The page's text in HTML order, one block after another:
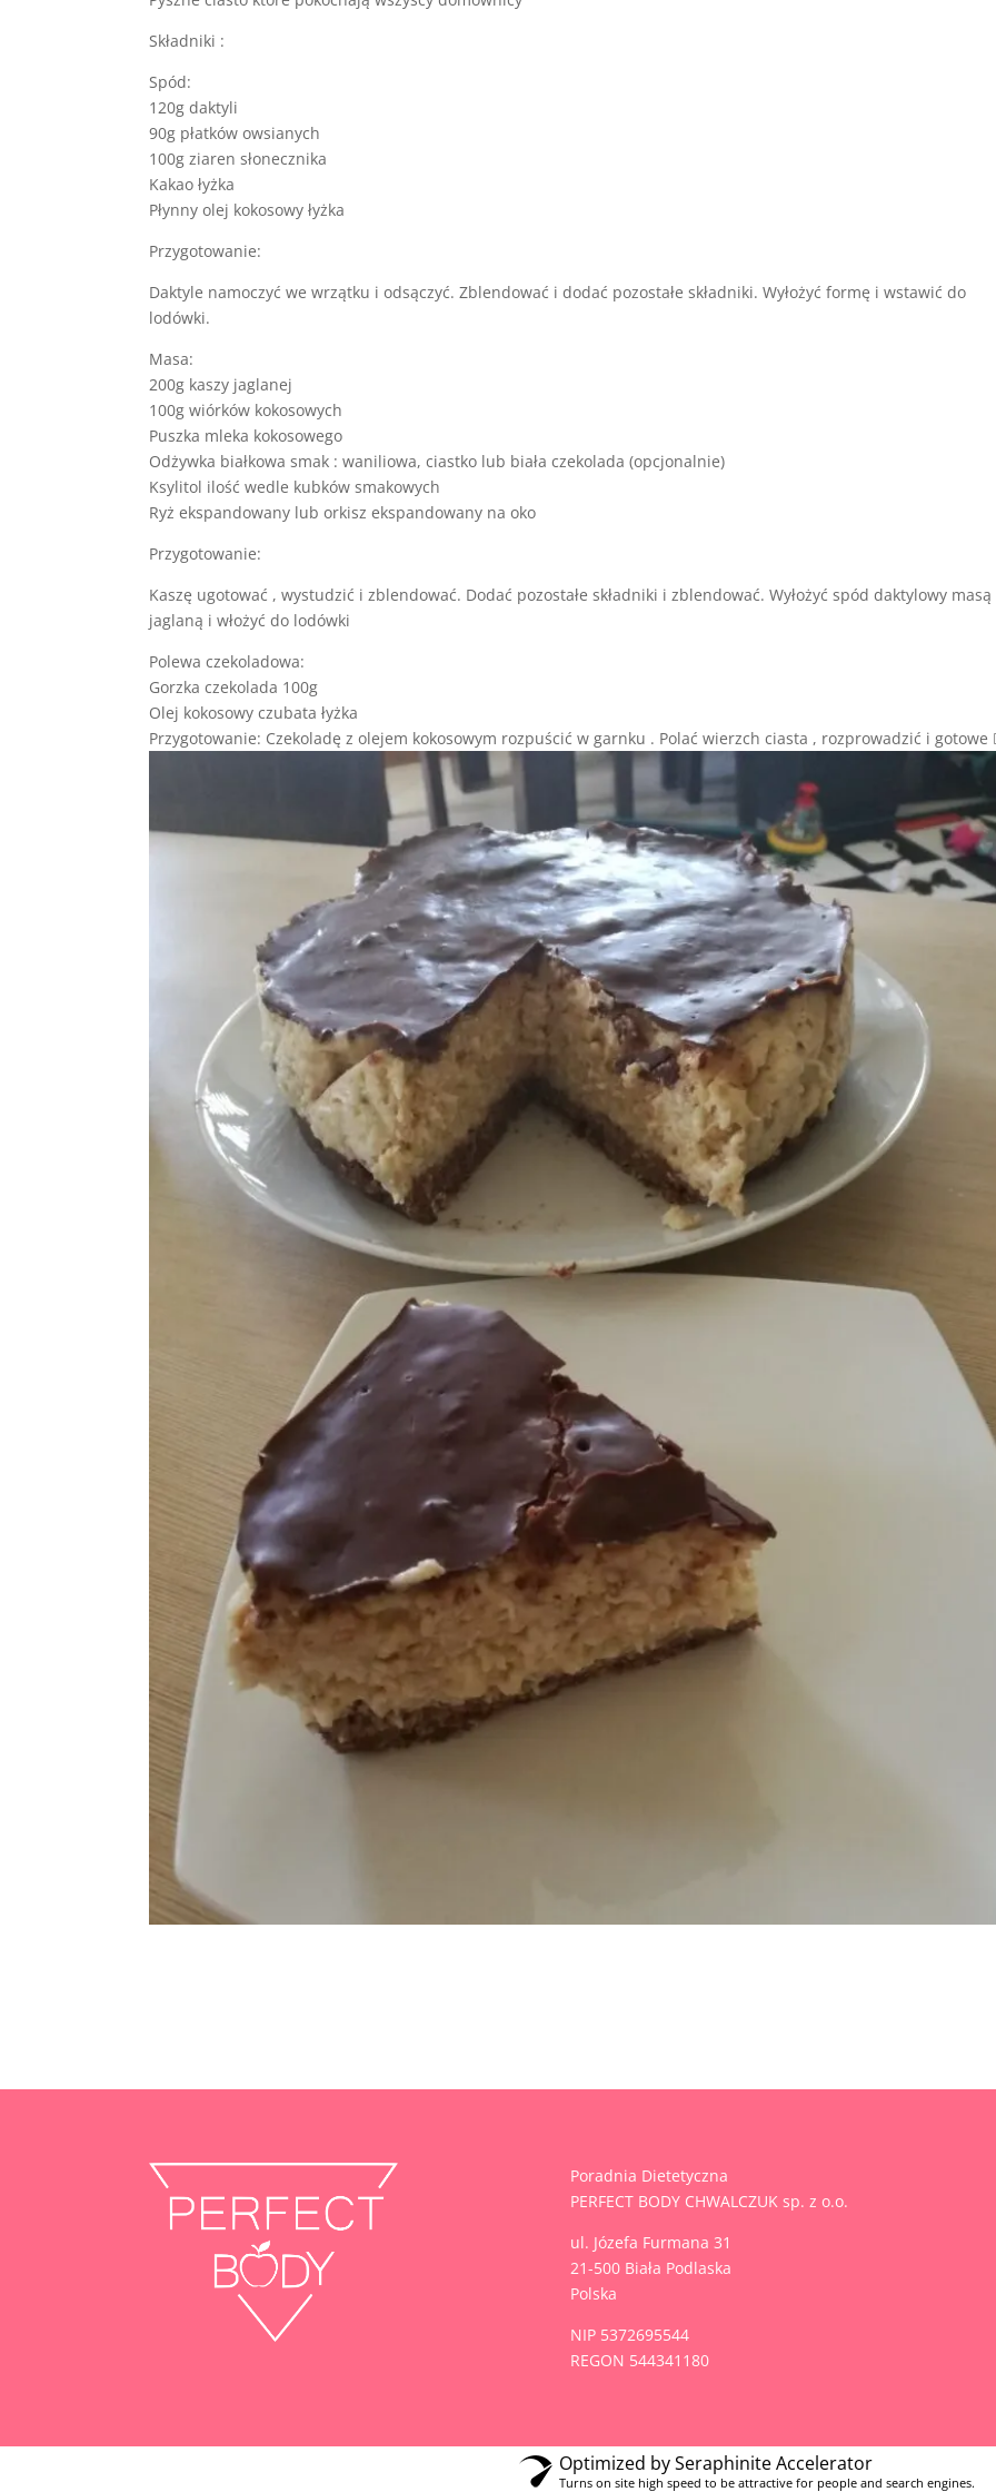
Składniki :
Spód:
120g daktyli
90g płatków owsianych
100g ziaren słonecznika
Kakao łyżka
Płynny olej kokosowy łyżka
Przygotowanie:
Daktyle namoczyć we wrzątku i odsączyć. Zblendować i dodać pozostałe składniki. Wyłożyć formę i wstawić do
lodówki.
Masa:
200g kaszy jaglanej
100g wiórków kokosowych
Puszka mleka kokosowego
Odżywka białkowa smak : waniliowa, ciastko lub biała czekolada (opcjonalnie)
Ksylitol ilość wedle kubków smakowych
Ryż ekspandowany lub orkisz ekspandowany na oko
Przygotowanie:
Kaszę ugotować , wystudzić i zblendować. Dodać pozostałe składniki i zblendować. Wyłożyć spód daktylowy masą
jaglaną i włożyć do lodówki
Polewa czekoladowa:
Gorzka czekolada 100g
Olej kokosowy czubata łyżka
Przygotowanie: Czekoladę z olejem kokosowym rozpuścić w garnku . Polać wierzch ciasta , rozprowadzić i
Poradnia Dietetyczna
PERFECT BODY CHWALCZUK sp. z o.o.
ul. Józefa Furmana 31
21-500 Biała Podlaska
Polska
NIP 5372695544
REGON 544341180
Używamy ciasteczek, aby zapewnić najlepszą jakość korzystania z naszej witryny.
Możesz dowiedzieć się więcej o tym, jakich ciasteczek używamy, lub wyłączyć je w ustawieniach.
Optimized by Seraphinite Accelerator
Turns on site high speed to be attractive for people and search engines.